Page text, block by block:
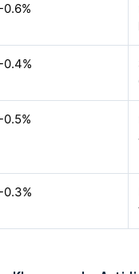
-0.6%
-0.4%
-0.5%
-0.3%